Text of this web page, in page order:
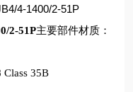
2-51P主要部件材质：
Class 35B